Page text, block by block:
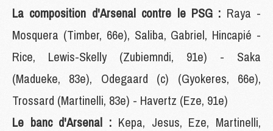
La composition d'Arsenal contre le PSG : Raya -
Mosquera (Timber, 66e), Saliba, Gabriel, Hincapié -
Rice, Lewis-Skelly (Zubiemndi, 91e) - Saka
(Madueke, 83e), Odegaard (c) (Gyokeres, 66e),
Trossard (Martinelli, 83e) - Havertz (Eze, 91e)
Le banc d'Arsenal : Kepa, Jesus, Eze, Martinelli,